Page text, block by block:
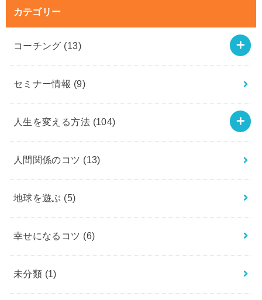
カテゴリー
コーチング (13)
セミナー情報 (9)
人生を変える方法 (104)
人間関係のコツ (13)
地球を遊ぶ (5)
幸せになるコツ (6)
未分類 (1)